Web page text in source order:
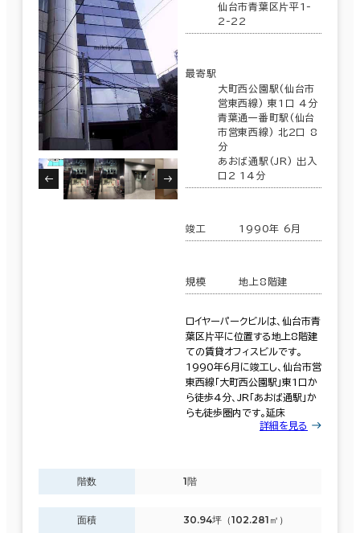
仙台市青葉区片平1-
2-22
最寄駅
大町西公園駅(仙台市
営東西線) 東1口 4分
青葉通一番町駅(仙台
市営東西線) 北2口 8
分
あおば通駅(JR) 出入
口2 14分
竣工 1990年 6月
規模 地上8階建
ロイヤーパークビルは、仙台市青
葉区片平に位置する地上8階建
ての賃貸オフィスビルです。
1990年6月に竣工し、仙台市営
東西線「大町西公園駅」東1口か
ら徒歩4分、JR「あおば通駅」か
らも徒歩圏内です。延床
詳細を見る
階数 1階
面積 30.94坪（102.281㎡）